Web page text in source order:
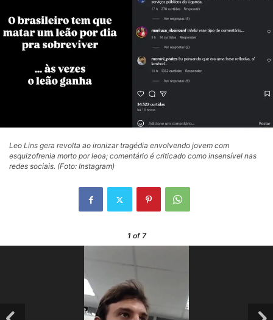
Leo Lins gera revolta ao ironizar tragédia envolvendo jovem com
esquizofrenia morto por leoa; comentário é criticado como insensível nas
redes sociais. (Foto: Instagram)
1of 7